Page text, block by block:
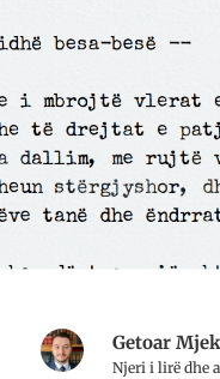
Getoar
Njeri i lirë dhe